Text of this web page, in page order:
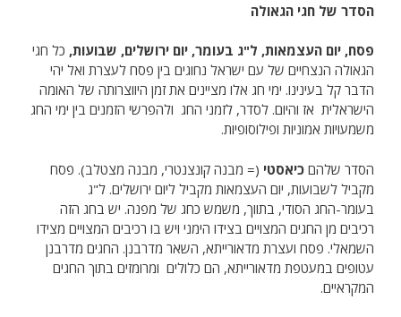
הסדר של חגי הגאולה
פסח, יום העצמאות, ל"ג בעומר, יום ירושלים, שבועות, כל חגי
הגאולה הנצחיים של עם ישראל נחוגים בין פסח לעצרת ואל יהי
הדבר קל בעינינו. ימי חג אלו מציינים את זמן היווצרותה של האומה
הישראלית אז והיום. לסדר, לזמני החג ולהפרשי הזמנים בין ימי החג
משמעויות אמוניות ופילוסופיות.
הסדר שלהם כיאסטי (= מבנה קונצנטרי, מבנה מצטלב). פסח
מקביל לשבועות, יום העצמאות מקביל ליום ירושלים. ל"ג
בעומר-החג הסודי, בתווך, משמש כחג של מפנה. יש בחג הזה
רכיבים מן החגים המצויים בצידו הימני ויש בו רכיבים המצויים מצידו
השמאלי. פסח ועצרת מדאורייתא, השאר מדרבנן. החגים מדרבנן
עטופים במעטפת מדאורייתא, הם כלולים ומרומזים בתוך החגים
המקראיים.